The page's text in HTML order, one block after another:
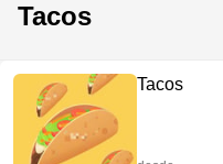
Tacos
Tacos